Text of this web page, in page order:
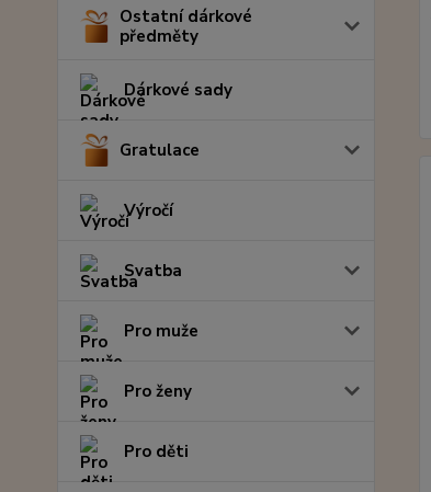
Ostatní dárkové
předměty
Dárkové sady
Gratulace
Výročí
Svatba
Pro muže
Pro ženy
Pro děti